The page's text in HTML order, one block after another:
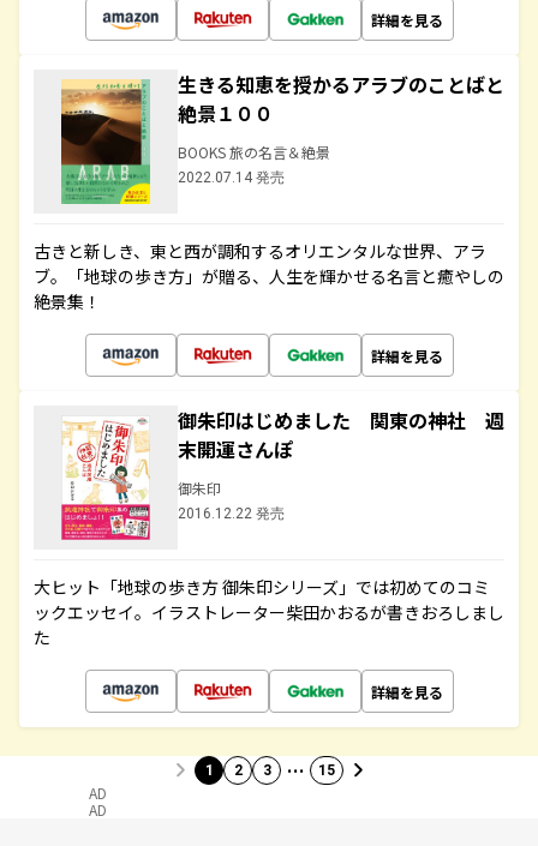
詳細を見る
生きる知恵を授かるアラブのことばと
絶景１００
BOOKS 旅の名言＆絶景
2022.07.14 発売
古きと新しき、東と西が調和するオリエンタルな世界、アラ
ブ。「地球の歩き方」が贈る、人生を輝かせる名言と癒やしの
絶景集！
詳細を見る
御朱印はじめました 関東の神社 週
末開運さんぽ
御朱印
2016.12.22 発売
大ヒット「地球の歩き方 御朱印シリーズ」では初めてのコミ
ックエッセイ。イラストレーター柴田かおるが書きおろしまし
た
詳細を見る
1 2 3 … 15
AD
AD